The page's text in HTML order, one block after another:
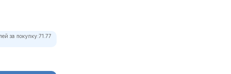
за покупку:71.77